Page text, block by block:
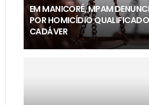
EM MANICORÉ, MPAM
POR HOMICÍDIO
CADÁVER